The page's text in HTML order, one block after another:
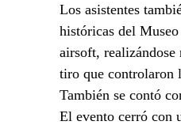
Los asistentes
históricas del
airsoft, realizándose
tiro que controlaron
También se contó
El evento cerró con